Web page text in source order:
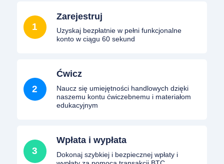
1
Zarejestruj
Uzyskaj bezpłatnie w pełni funkcjonalne
konto w ciągu 60 sekund
2
Ćwicz
Naucz się umiejętności handlowych dzięki
naszemu kontu ćwiczebnemu i materiałom
edukacyjnym
3
Wpłata i wypłata
Dokonaj szybkiej i bezpiecznej wpłaty i